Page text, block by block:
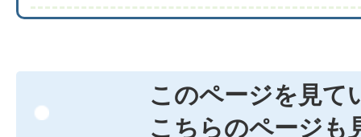
このページを見て
こちらのページも